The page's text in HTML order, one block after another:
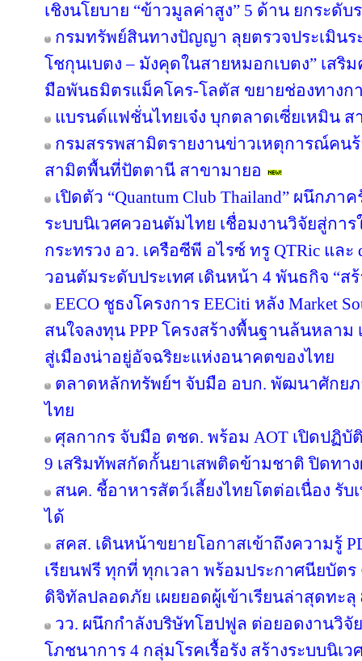
เชิงนโยบาย “ข้าวมูลค่าสูง” 5 ด้าน ยกระดับ
กรมทรัพย์สินทางปัญญา ลุยตรวจประเมิน
โชกุนเบตง – มังคุดในสายหมอกเบตง” เส
มือพันธมิตรแม็คโคร-โลตัส ขยายช่องทางก
แบรนด์แฟชั่นไทยเจ๋ง บุกตลาดเซี่ยเหมิน
กรมสรรพสามิตรายงานข่าวเหตุการณ์คน
สามิตพื้นที่ปัตตานี สาขามายอ
เปิดตัว “Quantum Club Thailand” ผนึกภ
ระบบนิเวศควอนตัมไทย เชื่อมงานวิจัยสู่กา
กระทรวง อว. เครือซีพี อไรซ์ ทรู QTRic แล
วอนตัมระดับประเทศ เดินหน้า 4 พันธกิจ “สร้
EECO ชูธงโครงการ EECiti หลัง Market
สนใจลงทุน PPP โครงสร้างพื้นฐานล้นหลา
สู่เมืองน่าอยู่อัจฉริยะแห่งอนาคตของไทย
ตลาดหลักทรัพย์ฯ จับมือ อบก. พัฒนาศักย
ไทย
ศุลกากร จับมือ ตชด. พร้อม AOT เปิดปฏิบัติ
9 เสริมทัพสกัดกั้นยาเสพติดข้ามชาติ ปิดท
สนค. ชี้อาหารสัตว์เลี้ยงไทยโตต่อเนื่อง รั
ได้
สคส. เดินหน้าขยายโอกาสเข้าถึงความรู้
เรียนฟรี ทุกที่ ทุกเวลา พร้อมประกาศนียบั
ดิจิทัลปลอดภัย เผยยอดผู้เข้าเรียนล่าสุดทะ
วว. ผนึกกำลังบริษัทโฮปฟูล ต่อยอดงานวิ
โภชนาการ 4 กลุ่มโรคเรื้อรัง สร้างระบบนิเ